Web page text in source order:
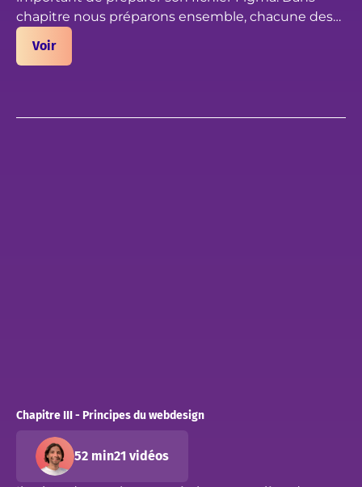
chapitre nous préparons ensemble, chacune des
pages qui vous seront indispensables pour la suite
du projet.
Voir
Chapitre III - Principes du webdesign
52 min21 vidéos